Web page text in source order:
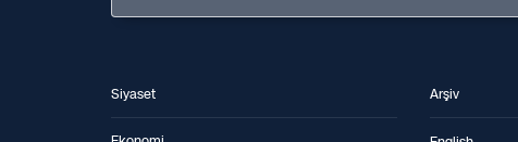
Siyaset Arşiv